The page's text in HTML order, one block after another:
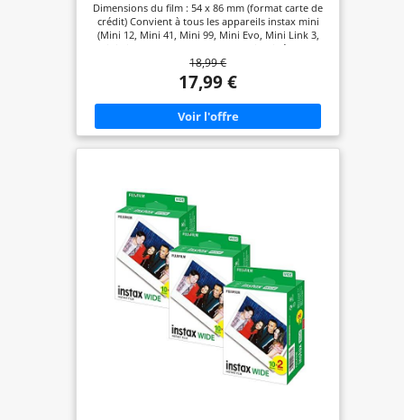
Dimensions du film : 54 x 86 mm (format carte de
crédit) Convient à tous les appareils instax mini
(Mini 12, Mini 41, Mini 99, Mini Evo, Mini Link 3,
Mini Link+) Assure une reproduction idéale des
couleurs claires et des tons naturels Très stable, la
nouvelle émulsion réagit parfaitement à des
températures basses de 5°C et aussi élevées que
40°C Dimensions de l'image : 46 x 62 mm Son
format carte de crédit 5,4 x 8,6 cm vous permet de
ranger vos photos favorites dans votre
portefeuille
18,99 €
17,99 €